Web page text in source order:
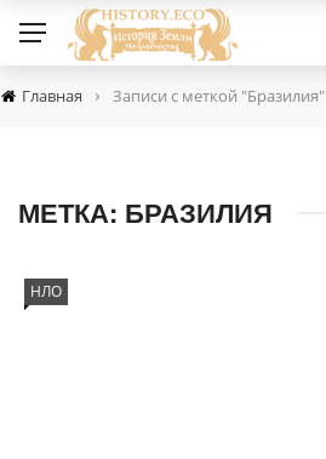
Главная › Записи с меткой "Бразилия"
МЕТКА: БРАЗИЛИЯ
НЛО